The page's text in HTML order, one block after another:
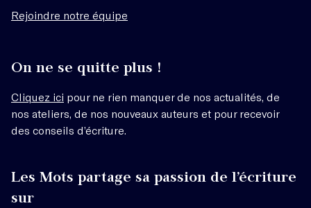
Rejoindre notre équipe
On ne se quitte plus !
Cliquez ici pour ne rien manquer de nos actualités, de
nos ateliers, de nos nouveaux auteurs et pour recevoir
des conseils d’écriture.
Les Mots partage sa passion de l’écriture
sur